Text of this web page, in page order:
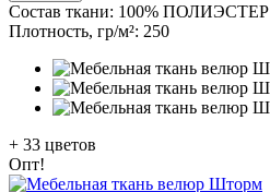
Состав ткани: 100% ПОЛИЭСТЕР
Плотность, гр/м²: 250
+ 33 цветов
Опт!